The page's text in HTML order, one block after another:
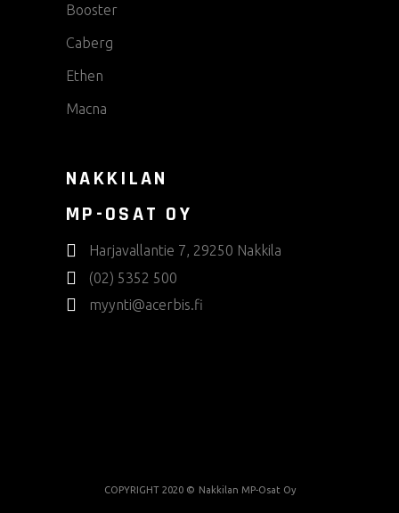
Booster
Caberg
Ethen
Macna
NAKKILAN
MP-OSAT OY
Harjavallantie 7, 29250 Nakkila
(02) 5352 500
myynti@acerbis.fi
COPYRIGHT 2020 © Nakkilan MP-Osat Oy